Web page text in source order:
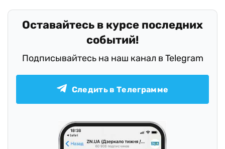
Оставайтесь в курсе последних
событий!
Подписывайтесь на наш канал в Telegram
Следить в Телеграмме